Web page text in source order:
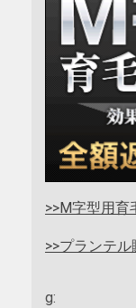
>>M字型用育
>>プランテ
g: